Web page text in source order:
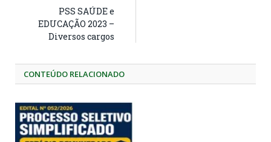
PSS SAÚDE e
EDUCAÇÃO 2023 –
Diversos cargos
CONTEÚDO RELACIONADO